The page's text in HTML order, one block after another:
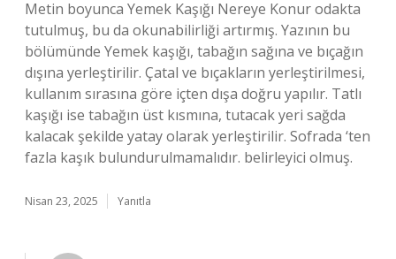
Metin boyunca Yemek Kaşığı Nereye Konur odakta
tutulmuş, bu da okunabilirliği artırmış. Yazının bu
bölümünde Yemek kaşığı, tabağın sağına ve bıçağın
dışına yerleştirilir. Çatal ve bıçakların yerleştirilmesi,
kullanım sırasına göre içten dışa doğru yapılır. Tatlı
kaşığı ise tabağın üst kısmına, tutacak yeri sağda
kalacak şekilde yatay olarak yerleştirilir. Sofrada ‘ten
fazla kaşık bulundurulmamalıdır. belirleyici olmuş.
Nisan 23, 2025 Yanıtla